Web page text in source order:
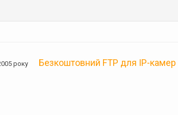
2005 року Безкоштовний FTP для IP-камер